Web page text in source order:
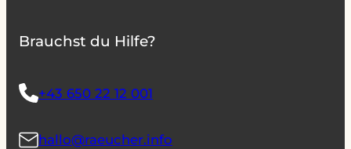
Brauchst du Hilfe?
+43 650 22 12 001
hallo@raeucher.info